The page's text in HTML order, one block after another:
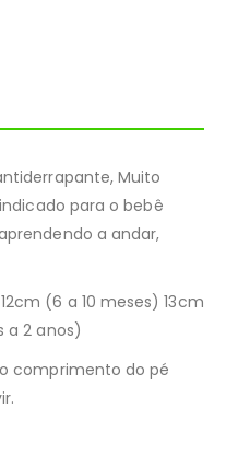
Muito
para o bebê
a andar,
(6 a 10 meses) 13cm
a 2 anos)
comprimento do pé